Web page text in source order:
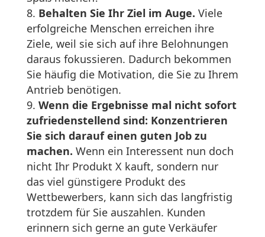
Behalten Sie Ihr Ziel im Auge. Viele
erfolgreiche Menschen erreichen ihre
Ziele, weil sie sich auf ihre Belohnungen
daraus fokussieren. Dadurch bekommen
Sie häufig die Motivation, die Sie zu Ihrem
Antrieb benötigen.
Wenn die Ergebnisse mal nicht sofort
zufriedenstellend sind: Konzentrieren
Sie sich darauf einen guten Job zu
machen. Wenn ein Interessent nun doch
nicht Ihr Produkt X kauft, sondern nur
das viel günstigere Produkt des
Wettbewerbers, kann sich das langfristig
trotzdem für Sie auszahlen. Kunden
erinnern sich gerne an gute Verkäufer